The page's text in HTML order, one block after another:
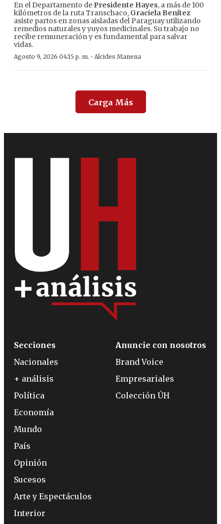
En el Departamento de Presidente Hayes, a más de 100
kilómetros de la ruta Transchaco, Graciela Benítez
asiste partos en zonas aisladas del Paraguay utilizando
remedios naturales y yuyos medicinales. Su trabajo no
recibe remuneración y es fundamental para salvar
vidas.
Agosto 9, 2026 04:15 p. m. · Alcides Manena
Carga Más
Secciones
Nacionales
+ análisis
Política
Economía
Mundo
País
Opinión
Sucesos
Arte y Espectáculos
Interior
Anuncie con nosotros
Brand Voice
Empresariales
Colección ÚH